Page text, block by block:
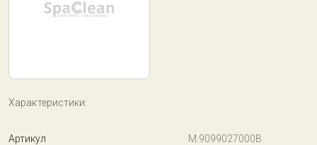
Характеристики:
Артикул M.9099027000B